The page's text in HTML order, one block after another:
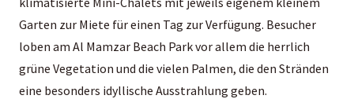
Garten zur Miete für einen Tag zur Verfügung. Besucher
loben am Al Mamzar Beach Park vor allem die herrlich
grüne Vegetation und die vielen Palmen, die den Stränden
eine besonders idyllische Ausstrahlung geben.